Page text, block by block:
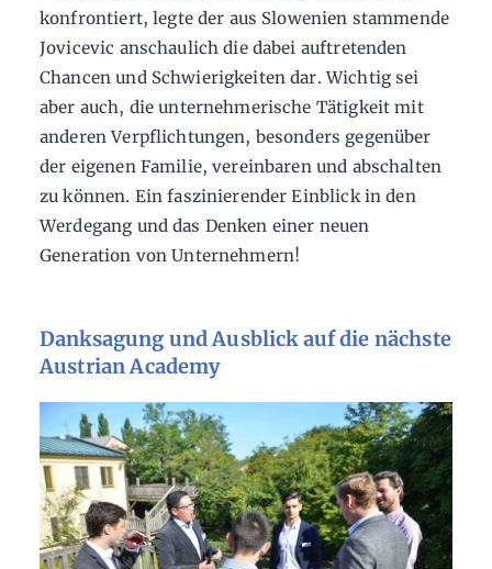
konfrontiert, legte der aus Slowenien stammende
Jovicevic anschaulich die dabei auftretenden
Chancen und Schwierigkeiten dar. Wichtig sei
aber auch, die unternehmerische Tätigkeit mit
anderen Verpflichtungen, besonders gegenüber
der eigenen Familie, vereinbaren und abschalten
zu können. Ein faszinierender Einblick in den
Werdegang und das Denken einer neuen
Generation von Unternehmern!
Danksagung und Ausblick auf die nächste
Austrian Academy